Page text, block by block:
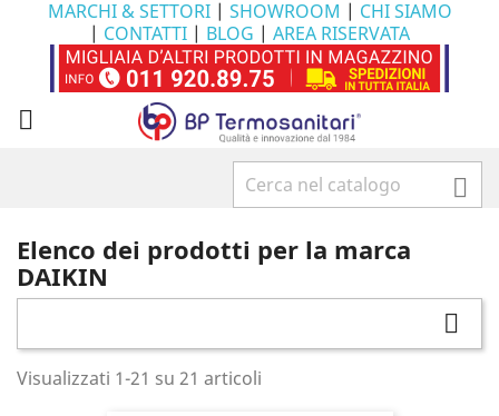
MARCHI & SETTORI| SHOWROOM | CHI SIAMO
| CONTATTI | BLOG | AREA RISERVATA


Elenco dei prodotti per la marca
DAIKIN

Visualizzati 1-21 su 21 articoli